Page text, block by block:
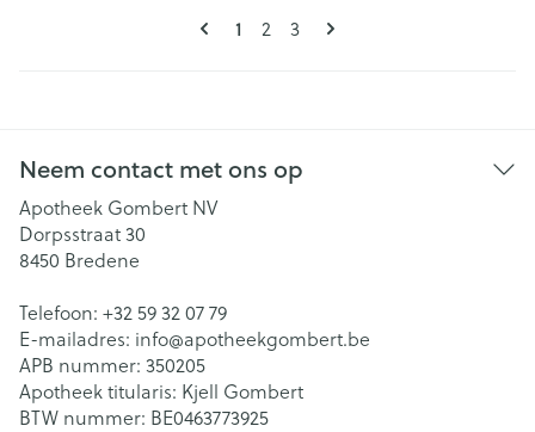
Pagina's
U lees momenteel pagina
1 Pagina
2 Pagina
3
Neem contact met ons op
Apotheek Gombert NV
Dorpsstraat 30
8450 Bredene
Telefoon: +32 59 32 07 79
E-mailadres: info@apotheekgombert.be
APB nummer: 350205
Apotheek titularis: Kjell Gombert
BTW nummer: BE0463773925